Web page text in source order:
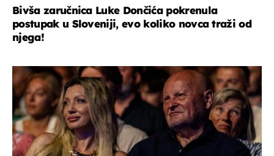
Bivša zaručnica Luke Dončića pokrenula
postupak u Sloveniji, evo koliko novca traži od
njega!